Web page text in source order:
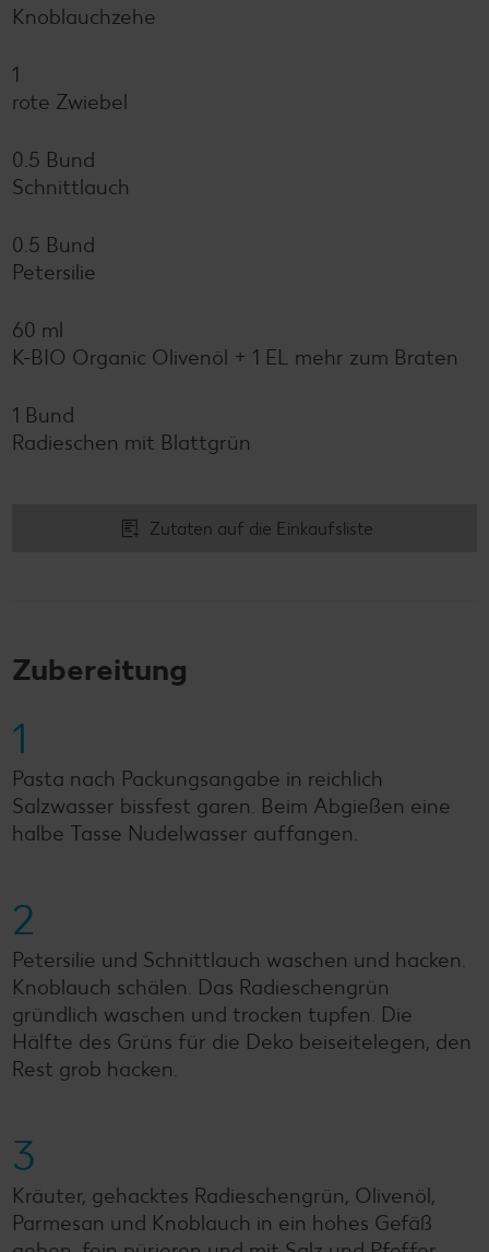
Knoblauchzehe
1
rote Zwiebel
0.5 Bund
Schnittlauch
0.5 Bund
Petersilie
60 ml
K-BIO Organic Olivenöl + 1 EL mehr zum Braten
1 Bund
Radieschen mit Blattgrün
Zutaten auf die Einkaufsliste
Zubereitung
1
Pasta nach Packungsangabe in reichlich
Salzwasser bissfest garen. Beim Abgießen eine
halbe Tasse Nudelwasser auffangen.
2
Petersilie und Schnittlauch waschen und hacken.
Knoblauch schälen. Das Radieschengrün
gründlich waschen und trocken tupfen. Die
Hälfte des Grüns für die Deko beiseitelegen, den
Rest grob hacken.
3
Kräuter, gehacktes Radieschengrün, Olivenöl,
Parmesan und Knoblauch in ein hohes Gefäß